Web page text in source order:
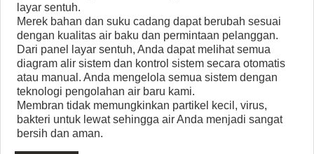
layar sentuh.
Merek bahan dan suku cadang dapat berubah sesuai
dengan kualitas air baku dan permintaan pelanggan.
Dari panel layar sentuh, Anda dapat melihat semua
diagram alir sistem dan kontrol sistem secara otomatis
atau manual. Anda mengelola semua sistem dengan
teknologi pengolahan air baru kami.
Membran tidak memungkinkan partikel kecil, virus,
bakteri untuk lewat sehingga air Anda menjadi sangat
bersih dan aman.